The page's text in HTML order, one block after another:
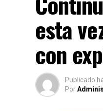
esta
con
Publicado
Por